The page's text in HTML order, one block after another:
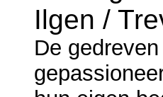
Ilgen /
De